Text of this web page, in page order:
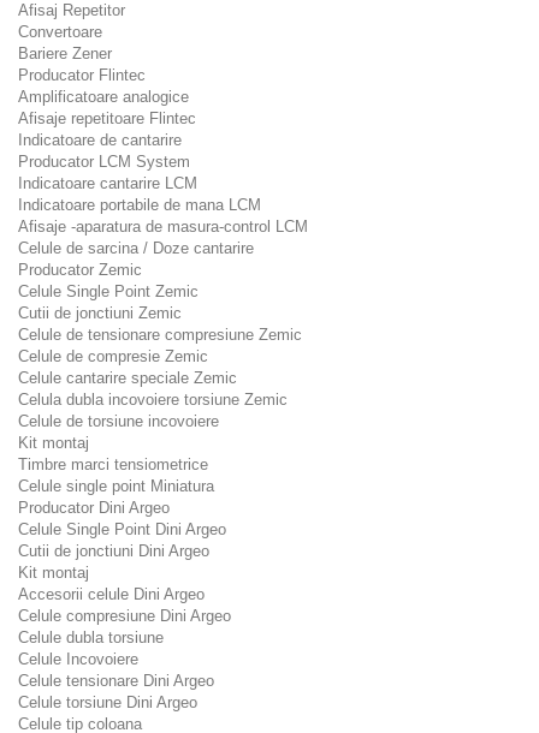
Afisaj Repetitor
Convertoare
Bariere Zener
Producator Flintec
Amplificatoare analogice
Afisaje repetitoare Flintec
Indicatoare de cantarire
Producator LCM System
Indicatoare cantarire LCM
Indicatoare portabile de mana LCM
Afisaje -aparatura de masura-control LCM
Celule de sarcina / Doze cantarire
Producator Zemic
Celule Single Point Zemic
Cutii de jonctiuni Zemic
Celule de tensionare compresiune Zemic
Celule de compresie Zemic
Celule cantarire speciale Zemic
Celula dubla incovoiere torsiune Zemic
Celule de torsiune incovoiere
Kit montaj
Timbre marci tensiometrice
Celule single point Miniatura
Producator Dini Argeo
Celule Single Point Dini Argeo
Cutii de jonctiuni Dini Argeo
Kit montaj
Accesorii celule Dini Argeo
Celule compresiune Dini Argeo
Celule dubla torsiune
Celule Incovoiere
Celule tensionare Dini Argeo
Celule torsiune Dini Argeo
Celule tip coloana